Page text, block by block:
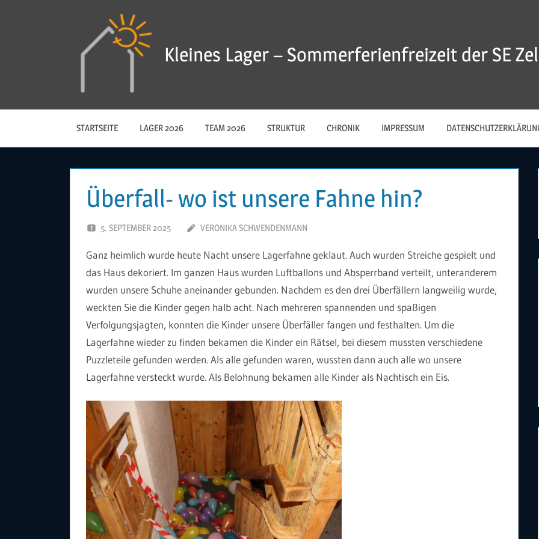
Kleines Lager – Sommerferienfreizeit der SE
STARTSEITE LAGER 2026 TEAM 2026 STRUKTUR CHRONIK IMPRESSUM
Überfall- wo ist unsere Fahne hin?
5. SEPTEMBER 2025 VERONIKA SCHWENDENMANN
Ganz heimlich wurde heute Nacht unsere Lagerfahne geklaut. Auch wurden Streiche gespielt und
das Haus dekoriert. Im ganzen Haus wurden Luftballons und Absperrband verteilt, unteranderem
wurden unsere Schuhe aneinander gebunden. Nachdem es den drei Überfällern langweilig wurde,
weckten Sie die Kinder gegen halb acht. Nach mehreren spannenden und spaßigen
Verfolgungsjagten, konnten die Kinder unsere Überfäller fangen und festhalten. Um die
Lagerfahne wieder zu finden bekamen die Kinder ein Rätsel, bei diesem mussten verschiedene
Puzzleteile gefunden werden. Als alle gefunden waren, wussten dann auch alle wo unsere
Lagerfahne versteckt wurde. Als Belohnung bekamen alle Kinder als Nachtisch ein Eis.